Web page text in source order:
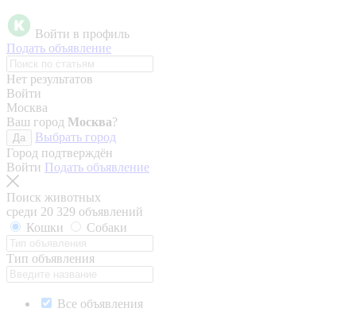
Войти в профиль
Подать объявление
Нет результатов
Войти
Москва
Ваш город Москва?
Да
Выбрать город
Город подтверждён
Войти Подать объявление
Поиск животных
среди 20 329 объявлений
Кошки
Собаки
Тип объявления
Все объявления